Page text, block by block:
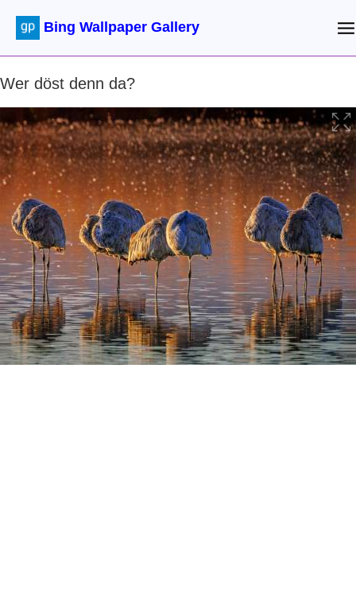
Bing Wallpaper Gallery
Wer döst denn da?